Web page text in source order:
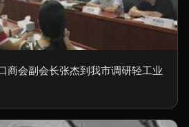
商会副会长张杰到我市调研轻工业